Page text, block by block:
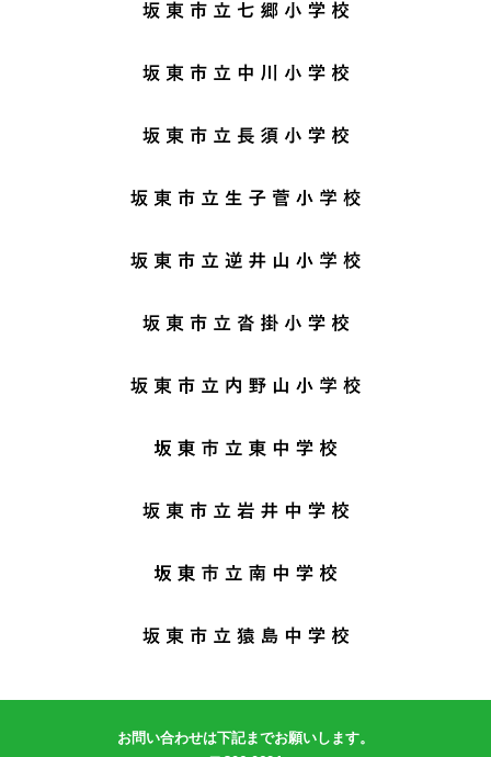
お問い合わせは下記までお願いします。